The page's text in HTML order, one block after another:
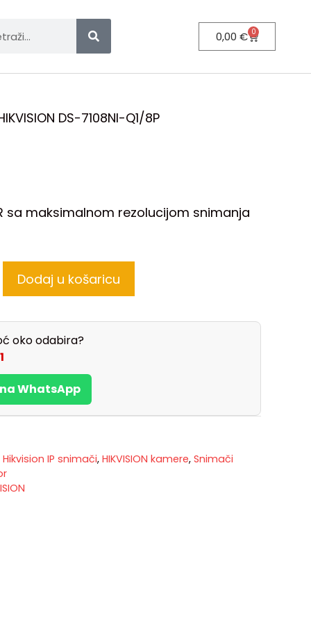
0,00€ 0
DS-7108NI-Q1/8P
sa maksimalnom rezolucijom snimanja
Dodaj u košaricu
oko odabira?
WhatsApp
Hikvision IP snimači, HIKVISION kamere, Snimači